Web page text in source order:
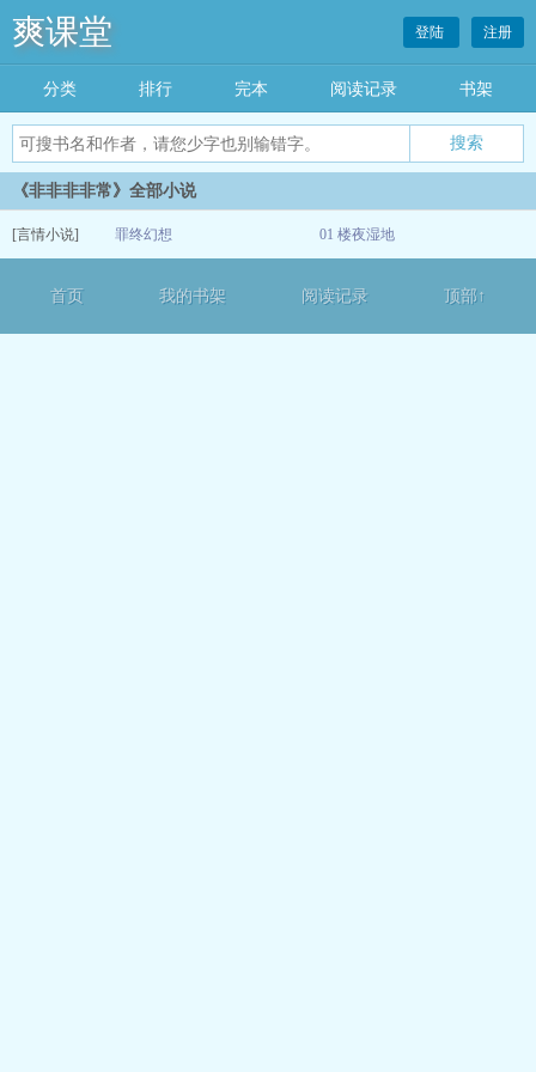
爽课堂 登陆 注册
分类 排行 完本 阅读记录 书架
《非非非非常》全部小说
[言情小说] 罪终幻想 01 楼夜湿地
首页 我的书架 阅读记录 顶部↑